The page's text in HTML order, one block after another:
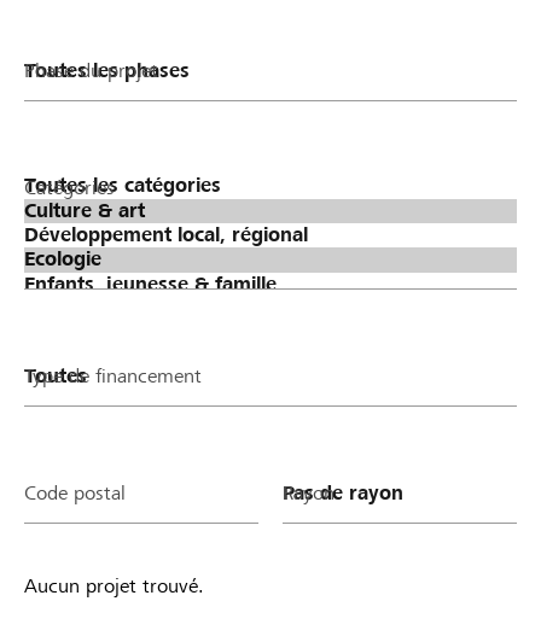
Phase du projet
Catégories
Type de financement
Code postal Rayon
Aucun projet trouvé.